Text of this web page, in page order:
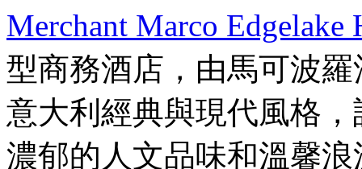
Merchant Marco Edgelake
型商務酒店，由馬可波
意大利經典與現代風格
濃郁的人文品味和溫馨